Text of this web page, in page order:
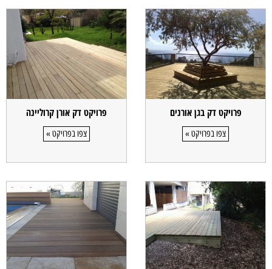
פרויקט דק בגן אורנים
צפו בפרויקט »
פרויקט דק אורן קרוליינה
צפו בפרויקט »